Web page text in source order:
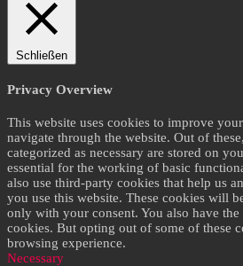
Schließen
Privacy Overview
This website uses cookies to improve
navigate through the website. Out of
categorized as necessary are stored on
essential for the working of basic
also use third-party cookies that help us
you use this website. These cookies will
only with your consent. You also have
cookies. But opting out of some of these
browsing experience.
Necessary